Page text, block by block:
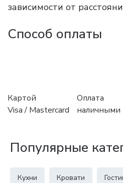
зависимости от
Способ оплаты
Картой
Visa / Mastercard
Оплата
наличными
Популярные
Кухни Кровати